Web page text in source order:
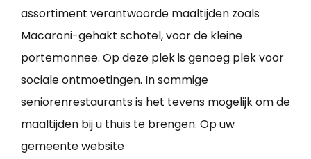
assortiment verantwoorde maaltijden zoals
Macaroni-gehakt schotel, voor de kleine
portemonnee. Op deze plek is genoeg plek voor
sociale ontmoetingen. In sommige
seniorenrestaurants is het tevens mogelijk om de
maaltijden bij u thuis te brengen. Op uw
gemeente website